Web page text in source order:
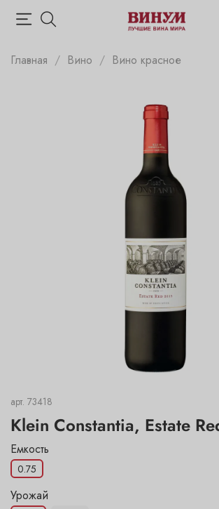
Главная Вино Вино красное
арт. 73418
Klein Constantia, Estate
Емкость
0.75
Урожай